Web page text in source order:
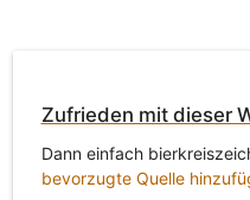
Zufrieden mit dieser
Dann einfach
bevorzugte Quelle